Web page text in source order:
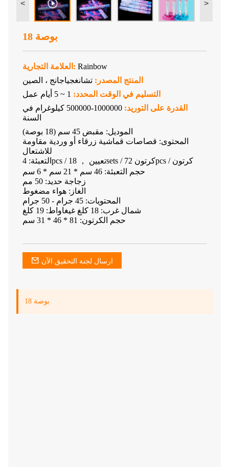
< >
18 بوصة
العلامة التجارية: Rainbow
المنتج المصدر: تشانغجياجانج ، الصين
التسليم في الوقت المحدد: 1 ~ 5 أيام عمل
القدرة على التوريد:
1000000-500000 كيلوغرام في
السنة
الموديل: مقبض 45 سم (18 بوصة)
المحتوى: قصاصات قماشية زرقاء أو وردية مقاومة
للاشتعال
التعبئة: 4pcs / تعيين ， 18sets / كرتون 72pcs / كرتون
حجم التعبئة: 46 سم * 21 سم * 6 سم
زجاجة حديد: 50 مم
الغاز: هواء مضغوط
المحتويات: 45 جرام - 50 جرام
شمال غرب: 18 كلغ غيغاواط: 19 كلغ
حجم الكرتون: 81 * 46 * 31 سم
ارسال لجنة التحقيق الآن
18 بوصة